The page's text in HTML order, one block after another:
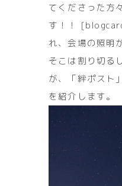
てくださった方
す！！
れ、会場の照明
そこは割り切る
が、「絆ポスト
を紹介します。